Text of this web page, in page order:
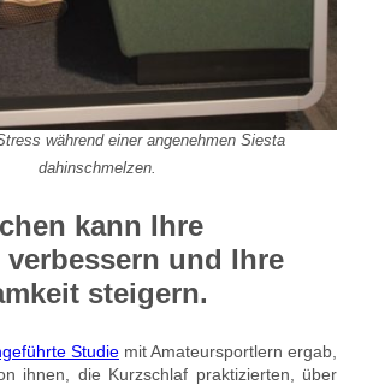
während einer angenehmen Siesta
dahinschmelzen.
kann Ihre
und Ihre
steigern.
Studie mit Amateursportlern ergab,
ihnen, die Kurzschlaf praktizierten, über